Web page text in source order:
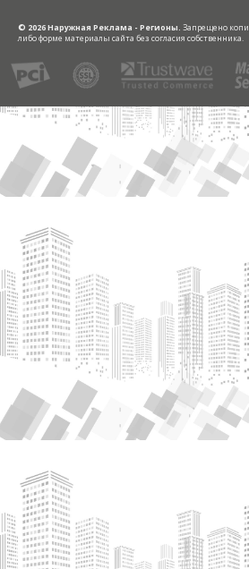
© 2026 Наружная Реклама - Регионы. Запрещено
либо форме материалы сайта без согласия собственника.